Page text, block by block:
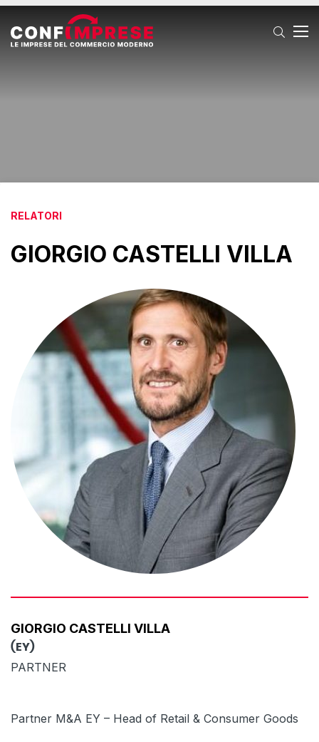
RELATORI
GIORGIO CASTELLI VILLA
GIORGIO CASTELLI VILLA
(EY)
PARTNER
Partner M&A EY – Head of Retail & Consumer Goods